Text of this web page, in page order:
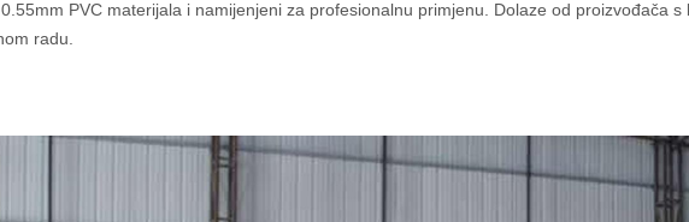
PVC materijala i namijenjeni za profesionalnu primjenu. Dolaze od proizvođača
radu.